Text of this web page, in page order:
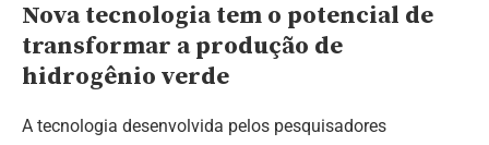
Nova tecnologia tem o potencial de
transformar a produção de
hidrogênio verde
A tecnologia desenvolvida pelos pesquisadores